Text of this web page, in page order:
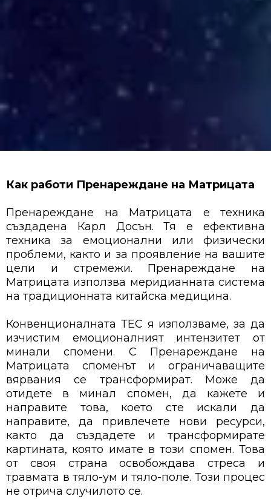
Как работи Пренареждане на Матрицата
Пренареждане на Матрицата е техника
създадена Карл Досън. Тя е ефективна
техника за емоционални или физически
проблеми, както и за проявление на вашите
цели и стремежи. Пренареждане на
Матрицата използва меридианната система
на традиционната китайска медицина.
Конвенционалната ТЕС я използваме, за да
изчистим емоционалният интензитет от
минали спомени. С Пренареждане на
Матрицата споменът и ограничаващите
вярвания се трансформират. Може да
отидете в минал спомен, да кажете и
направите това, което сте искали да
направите, да привлечете нови ресурси,
както да създадете и трансформирате
картината, която имате в този спомен. Това
от своя страна освобождава стреса и
травмата в тяло-ум и тяло-поле. Този процес
не отрича случилото се.